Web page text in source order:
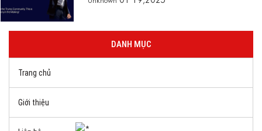
DANH MỤC
Trang chủ
Giới thiệu